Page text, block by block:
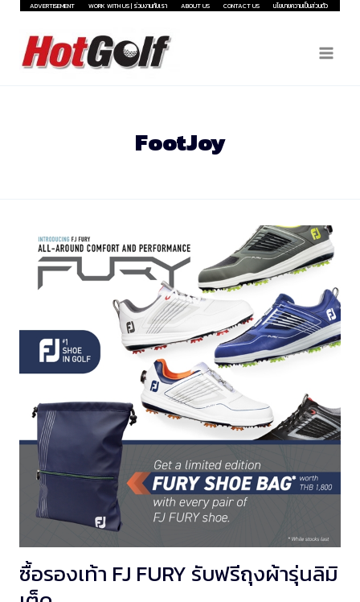
Skip
content
ADVERTISEMENT WORK WITH US | ร่วมงานกับเรา ABOUT US CONTACT US นโยบายความเป็นส่วนตัว
FootJoy
ซื้อรองเท้า FJ FURY รับฟรีถุงผ้ารุ่นลิมิ